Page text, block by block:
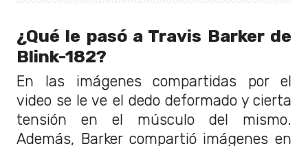
¿Qué le pasó a Travis Barker de
Blink-182?
En las imágenes compartidas por el
video se le ve el dedo deformado y cierta
tensión en el músculo del mismo.
Además, Barker compartió imágenes en